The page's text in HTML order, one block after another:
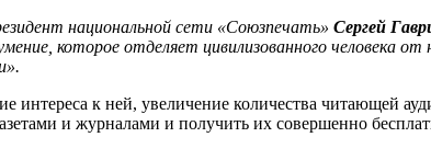
национальной сети «Союзпечать» Сергей
которое отделяет цивилизованного человека
к ней, увеличение количества читающей
и журналами и получить их совершенно